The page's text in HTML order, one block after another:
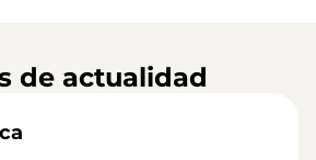
de actualidad